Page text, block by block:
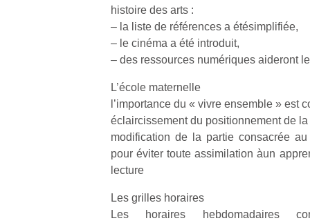
histoire des arts :
– la liste de références a étésimplifiée,
– le cinéma a été introduit,
– des ressources numériques aideront
L’école maternelle
l’importance du « vivre ensemble » est
éclaircissement du positionnement de
modification de la partie consacrée
pour éviter toute assimilation àun
lecture
Les grilles horaires
Les horaires hebdomadaires
débordent
souvent
d’énergie.
occupations
n’est pas
toujours
simple.
Conjuguer
physique
et avec le
retour des
beaux
rêvée
pour les
enfants
de…
de